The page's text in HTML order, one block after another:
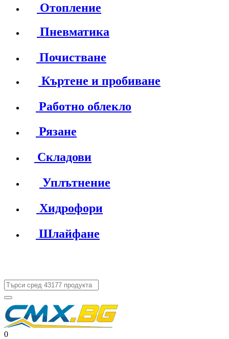
Отопление
Пневматика
Почистване
Къртене и пробиване
Работно облекло
Рязане
Складови
Уплътнение
Хидрофори
Шлайфане
0